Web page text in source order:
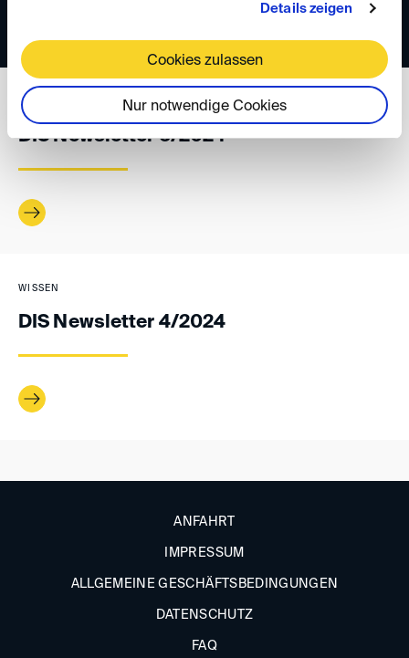
Details zeigen
Cookies zulassen
Nur notwendige Cookies
WISSEN
DIS Newsletter 5/2024
WISSEN
DIS Newsletter 4/2024
ANFAHRT
IMPRESSUM
ALLGEMEINE GESCHÄFTSBEDINGUNGEN
DATENSCHUTZ
FAQ